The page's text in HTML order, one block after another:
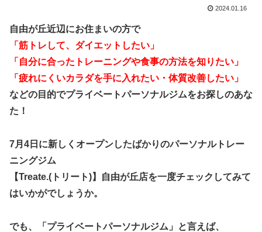
2024.01.16
自由が丘近辺にお住まいの方で
「筋トレして、ダイエットしたい」
「自分に合ったトレーニングや食事の方法を知りたい」
「疲れにくいカラダを手に入れたい・体質改善したい」
などの目的でプライベートパーソナルジムをお探しのあな
た！
7月4日に新しくオープンしたばかりのパーソナルトレー
ニングジム
【Treate.(トリート)】自由が丘店を一度チェック してみて
はいかがでしょうか。
でも、「プライベートパーソナルジム」と言えば、